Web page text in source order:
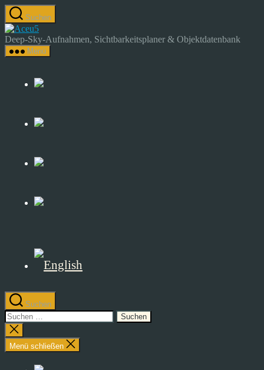
Zum
Inhalt
springen
Suchen
Astrocamp
–
Astrofotografie
Sky-
Deep-Sky-Aufnahmen, Sichtbarkeitsplaner & Objektdatenbank
Menü
Suchen
Suchen
nach:
Suche
schließen
Menü schließen